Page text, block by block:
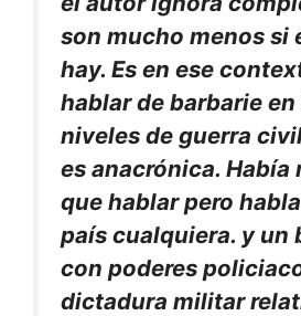
son mucho menos si
hay. Es en ese
hablar de barbarie en
niveles de guerra
es anacrónica. Había
que hablar pero
país cualquiera. y un
con poderes
dictadura militar